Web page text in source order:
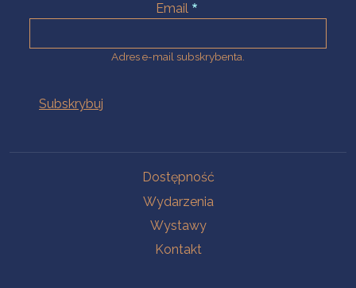
Email
Adres e-mail subskrybenta.
Dostępność
Wydarzenia
Wystawy
Kontakt